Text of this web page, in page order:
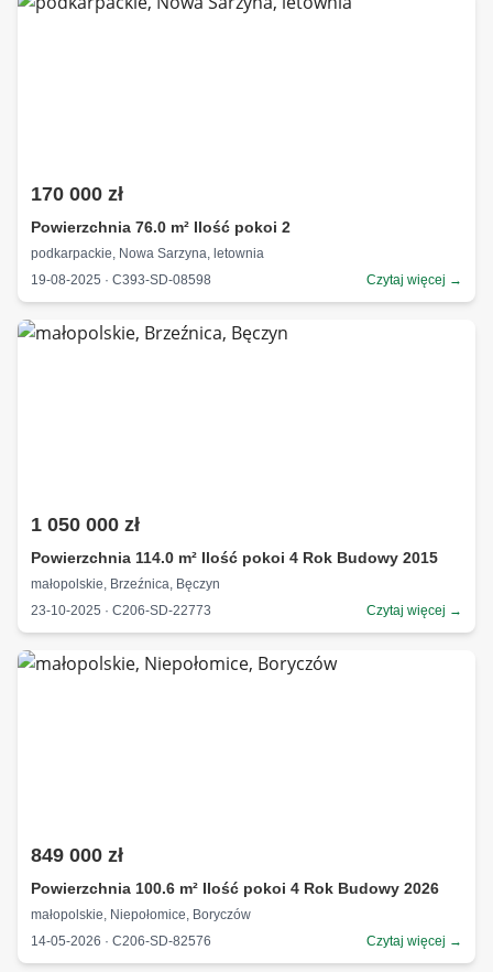
170 000 zł
Powierzchnia 76.0 m² Ilość pokoi 2
podkarpackie, Nowa Sarzyna, letownia
19-08-2025 · C393-SD-08598
Czytaj więcej →
1 050 000 zł
Powierzchnia 114.0 m² Ilość pokoi 4 Rok Budowy 2015
małopolskie, Brzeźnica, Bęczyn
23-10-2025 · C206-SD-22773
Czytaj więcej →
849 000 zł
Powierzchnia 100.6 m² Ilość pokoi 4 Rok Budowy 2026
małopolskie, Niepołomice, Boryczów
14-05-2026 · C206-SD-82576
Czytaj więcej →